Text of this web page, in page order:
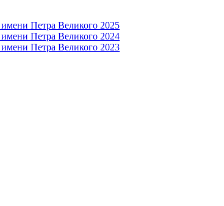
Петра Великого 2025
Петра Великого 2024
Петра Великого 2023